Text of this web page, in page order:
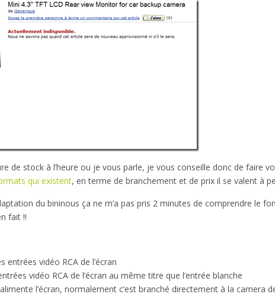
de stock à l’heure ou je vous parle, je vous conseille donc de faire
qui existent, en terme de branchement et de prix il se valent à
du bininous ça ne m’a pas pris 2 minutes de comprendre le
fait !!
entrées vidéo RCA de l’écran
vidéo RCA de l’écran au même titre que l’entrée blanche
alimente l’écran, normalement c’est branché directement à la camera